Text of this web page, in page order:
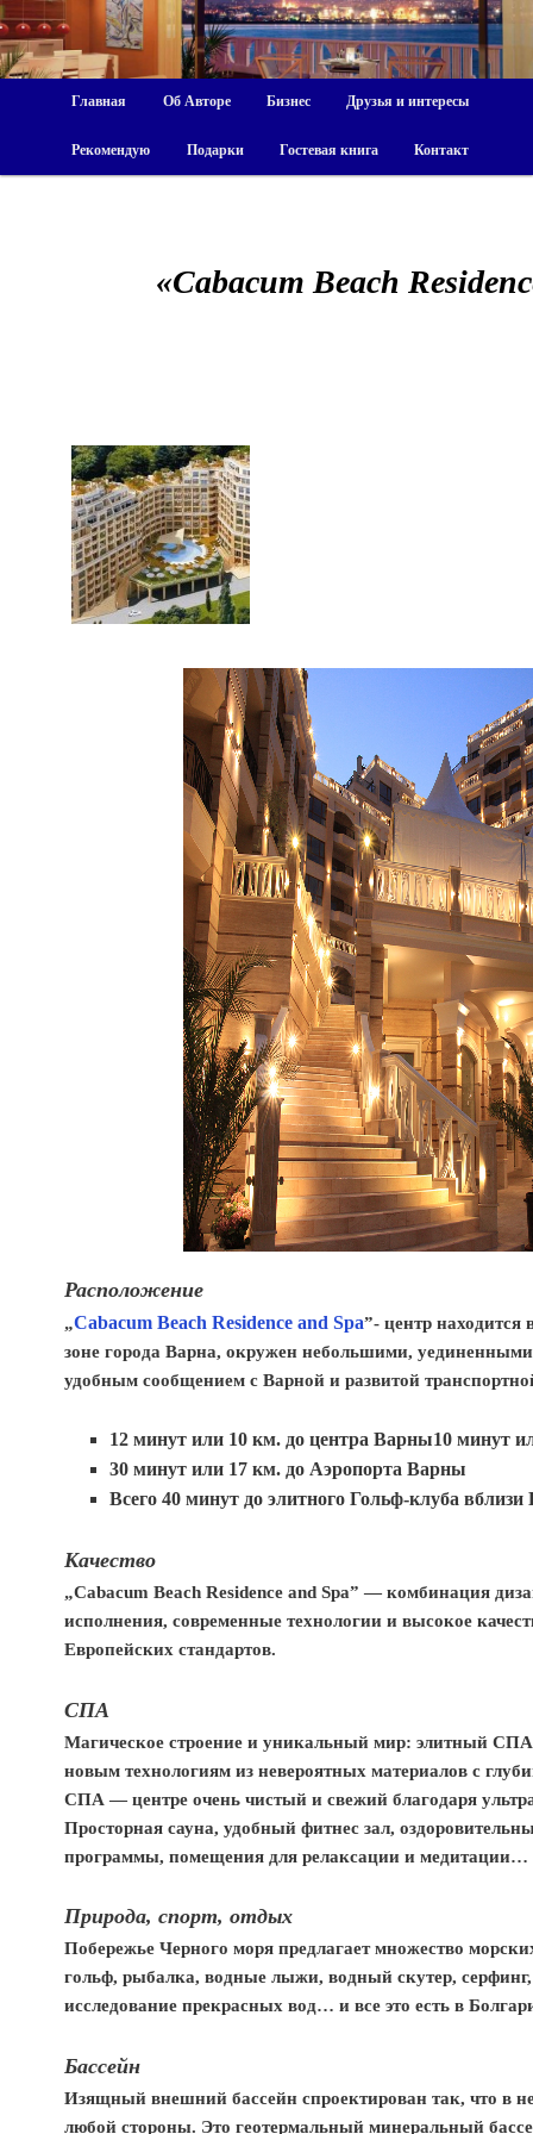
Главная Об Авторе Бизнес Друзья и интересы
Рекомендую Подарки Гостевая книга Контакт
«Cabacum Beach
Расположение
„Cabacum Beach Residence and Spa”- центр находится
зоне города Варна, окружен небольшими,
удобным сообщением с Варной и развитой
12 минут или 10 км. до центра Варны10 минут
30 минут или 17 км. до Аэропорта Варны
Всего 40 минут до элитного Гольф-клуба вблизи
Качество
„Cabacum Beach Residence and Spa” — комбинация
исполнения, современные технологии и высокое
Европейских стандартов.
СПА
Магическое строение и уникальный мир: элитный
новым технологиям из невероятных материалов с
СПА — центре очень чистый и свежий благодаря
Просторная сауна, удобный фитнес зал,
программы, помещения для релаксации и медитации…
Природа, спорт, отдых
Побережье Черного моря предлагает множество
гольф, рыбалка, водные лыжи, водный скутер,
исследование прекрасных вод… и все это есть в
Бассейн
Изящный внешний бассейн спроектирован так, что в
любой стороны. Это геотермальный минеральный